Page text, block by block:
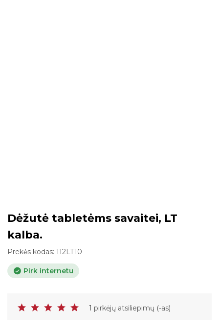
Dėžutė tabletėms savaitei, LT
kalba.
Prekės kodas: 112LT10
Pirk internetu
1 pirkėjų atsiliepimų (-as)